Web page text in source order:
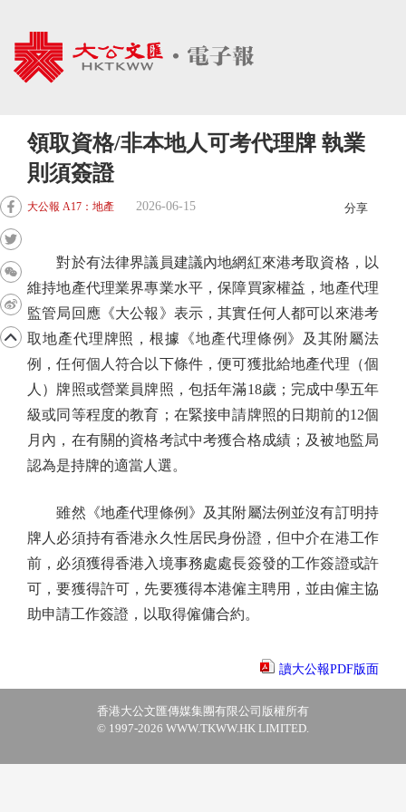
領取資格/非本地人可考代理牌 執業
則須簽證
大公報 A17：地產 2026-06-15 分享
對於有法律界議員建議內地網紅來港考取資格，以
維持地產代理業界專業水平，保障買家權益，地產代理
監管局回應《大公報》表示，其實任何人都可以來港考
取地產代理牌照，根據《地產代理條例》及其附屬法
例，任何個人符合以下條件，便可獲批給地產代理（個
人）牌照或營業員牌照，包括年滿18歲；完成中學五年
級或同等程度的教育；在緊接申請牌照的日期前的12個
月內，在有關的資格考試中考獲合格成績；及被地監局
認為是持牌的適當人選。
雖然《地產代理條例》及其附屬法例並沒有訂明持
牌人必須持有香港永久性居民身份證，但中介在港工作
前，必須獲得香港入境事務處處長簽發的工作簽證或許
可，要獲得許可，先要獲得本港僱主聘用，並由僱主協
助申請工作簽證，以取得僱傭合約。
讀大公報PDF版面
香港大公文匯傳媒集團有限公司版權所有
© 1997-2026 WWW.TKWW.HK LIMITED.